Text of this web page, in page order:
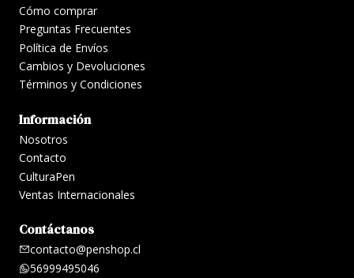
Cómo comprar
Preguntas Frecuentes
Política de Envíos
Cambios y Devoluciones
Términos y Condiciones
Información
Nosotros
Contacto
CulturaPen
Ventas Internacionales
Contáctanos
contacto@penshop.cl
56999495046